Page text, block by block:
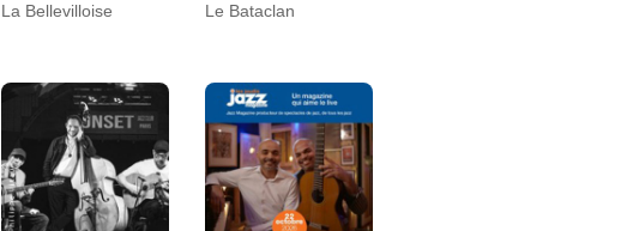
La Bellevilloise
Le Bataclan